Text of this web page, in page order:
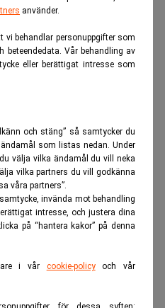
använder.
vi behandlar personuppgifter som
beteendedata. Vår behandling av
eller berättigat intresse som
och stäng” så samtycker du
som listas nedan. Under
välja vilka ändamål du vill neka
vilka partners du vill godkänna
våra partners”.
invända mot behandling
intresse, och justera dina
på “hantera kakor” på denna
i vår cookie-policyoch vår
alla föredrar att spela”,
i en intervju med
på rekordnivå – så illa har
den kritik 95-åriga Warren
I maj liknade Buffett
med ett kasino intill”, och
ökningen av handeln med